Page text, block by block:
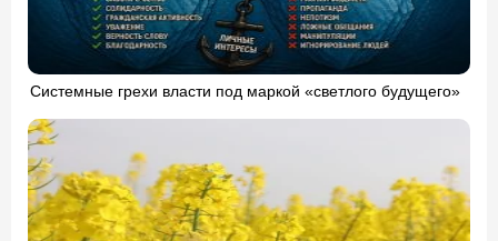
Системные грехи власти под маркой «светлого будущего»